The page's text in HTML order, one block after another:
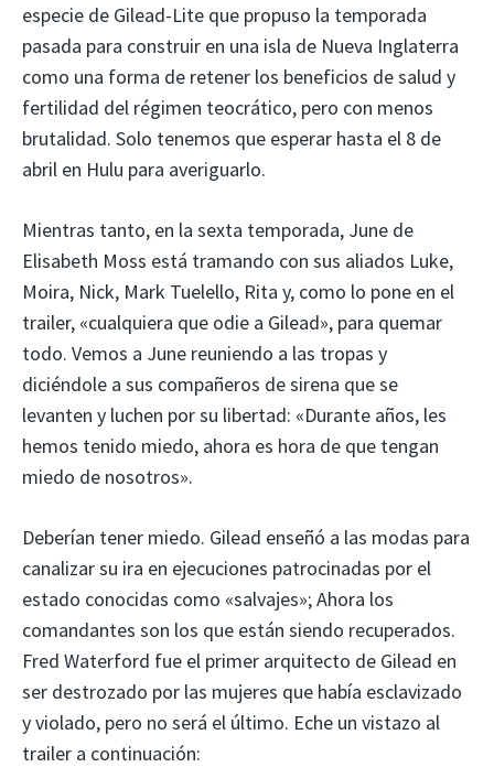
especie de Gilead-Lite que propuso la temporada
pasada para construir en una isla de Nueva Inglaterra
como una forma de retener los beneficios de salud y
fertilidad del régimen teocrático, pero con menos
brutalidad. Solo tenemos que esperar hasta el 8 de
abril en Hulu para averiguarlo.
Mientras tanto, en la sexta temporada, June de
Elisabeth Moss está tramando con sus aliados Luke,
Moira, Nick, Mark Tuelello, Rita y, como lo pone en el
trailer, «cualquiera que odie a Gilead», para quemar
todo. Vemos a June reuniendo a las tropas y
diciéndole a sus compañeros de sirena que se
levanten y luchen por su libertad: «Durante años, les
hemos tenido miedo, ahora es hora de que tengan
miedo de nosotros».
Deberían tener miedo. Gilead enseñó a las modas para
canalizar su ira en ejecuciones patrocinadas por el
estado conocidas como «salvajes»; Ahora los
comandantes son los que están siendo recuperados.
Fred Waterford fue el primer arquitecto de Gilead en
ser destrozado por las mujeres que había esclavizado
y violado, pero no será el último. Eche un vistazo al
trailer a continuación: